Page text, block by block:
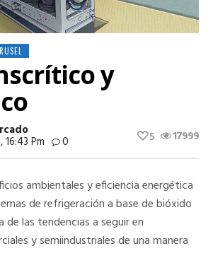
y
16:43 Pm 0 17999
5
ambientales y eficiencia energética
de refrigeración a base de bióxido
de las tendencias a seguir en
y semiindustriales de una manera